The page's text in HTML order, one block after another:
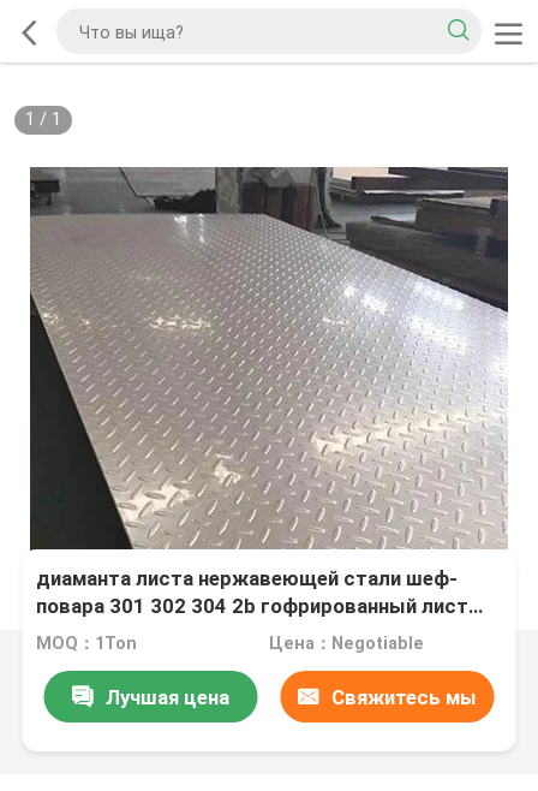
1 / 1
диаманта листа нержавеющей стали шеф-
повара 301 302 304 2b гофрированный лист
Checkered нержавеющий
MOQ：1Ton Цена：Negotiable
Лучшая цена Свяжитесь мы